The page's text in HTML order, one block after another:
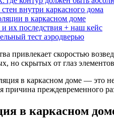
внутри каркасного дома
в каркасном доме
их последствия + наш кейс
тест аэродверью
привлекает скоростью
скрытых от глаз
в каркасном доме — это
причина преждевременного
в каркасном